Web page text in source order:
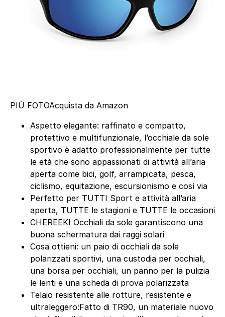
PIÙ FOTOAcquista da Amazon
Aspetto elegante: raffinato e compatto,
protettivo e multifunzionale, l’occhiale da sole
sportivo è adatto professionalmente per tutte
le età che sono appassionati di attività all’aria
aperta come bici, golf, arrampicata, pesca,
ciclismo, equitazione, escursionismo e così via
Perfetto per TUTTI Sport e attività all’aria
aperta, TUTTE le stagioni e TUTTE le occasioni
CHEREEKI Occhiali da sole garantiscono una
buona schermatura dai raggi solari
Cosa ottieni: un paio di occhiali da sole
polarizzati sportivi, una custodia per occhiali,
una borsa per occhiali, un panno per la pulizia
le lenti e una scheda di prova polarizzata
Telaio resistente alle rotture, resistente e
ultraleggero:Fatto di TR90, un materiale nuovo